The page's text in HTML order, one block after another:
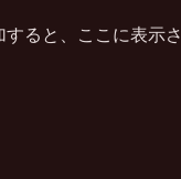
ると、ここに表示さ